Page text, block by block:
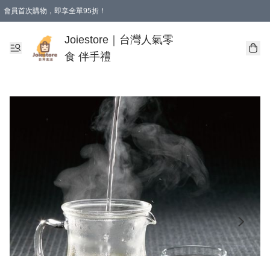
會員首次購物，即享全單95折！
購物滿 HKD 350.00即享免運費優惠！（適用於 本地送貨、本地取貨 )
Joiestore｜台灣人氣零
食 伴手禮